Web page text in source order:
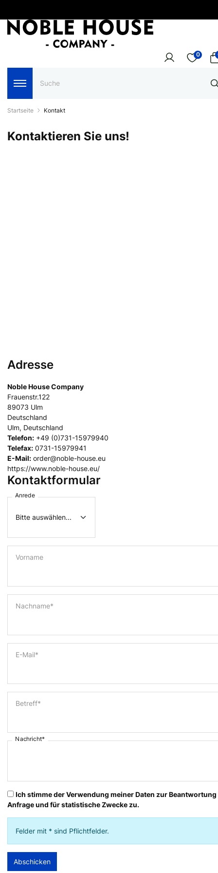
0
Startseite Kontakt
Kontaktieren Sie uns!
Adresse
Noble House Company
Frauenstr.122
89073 Ulm
Deutschland
Ulm, Deutschland
Telefon: +49 (0)731-15979940
Telefax: 0731-15979941
E-Mail: order@noble-house.eu
https://www.noble-house.eu/
Kontaktformular
Anrede
Vorname
Nachname*
E-Mail*
Betreff*
Nachricht*
Ich stimme der Verwendung meiner Daten zur
Anfrage und für statistische Zwecke zu.
Felder mit * sind Pflichtfelder.
Abschicken